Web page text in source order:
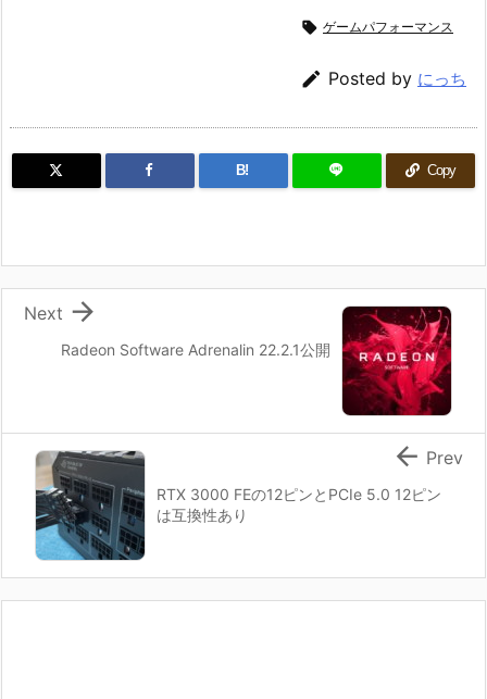
 ゲームパフォーマンス
 Posted by にっち
B! Copy
Radeon Software Adrenalin 22.2.1公開

Next
RTX 3000 FEの12ピンとPCIe 5.0 12ピン
は互換性あり
 Prev